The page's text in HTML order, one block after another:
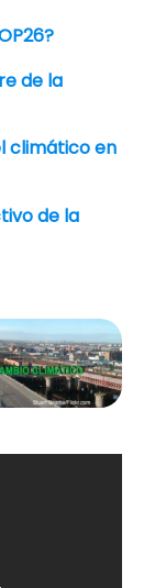
de la
climático en
de la